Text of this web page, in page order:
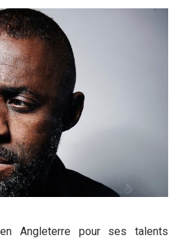
Angleterre pour ses talents